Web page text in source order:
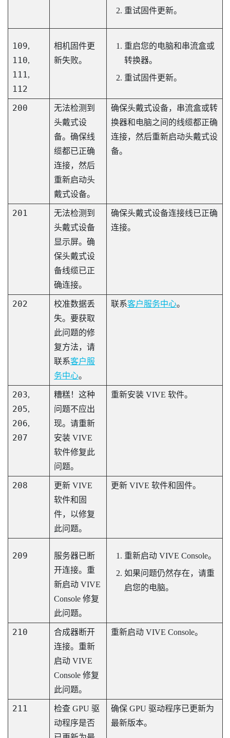
重试固件更新。
109,
110,
111,
112
相机固件更
新失败。
重启您的电脑和串流盒或
转换器。
重试固件更新。
200
无法检测到
头戴式设
备。确保线
缆都已正确
连接，然后
重新启动头
戴式设备。
确保头戴式设备，串流盒或转
换器和电脑之间的线缆都正确
连接，然后重新启动头戴式设
备。
201
无法检测到
头戴式设备
显示屏。确
保头戴式设
备线缆已正
确连接。
确保头戴式设备连接线已正确
连接。
202
校准数据丢
失。要获取
此问题的修
复方法，请
联系客户服
务中心。
联系客户服务中心。
203,
205,
206,
207
糟糕！这种
问题不应出
现。请重新
安装 VIVE
软件修复此
问题。
重新安装 VIVE 软件。
208
更新 VIVE
软件和固
件，以修复
此问题。
更新 VIVE 软件和固件。
209
服务器已断
开连接。重
新启动 VIVE
Console 修复
此问题。
重新启动 VIVE Console。
如果问题仍然存在，请重
启您的电脑。
210
合成器断开
连接。重新
启动 VIVE
Console 修复
此问题。
重新启动 VIVE Console。
211
检查 GPU 驱
动程序是否
确保 GPU 驱动程序已更新为
最新版本。